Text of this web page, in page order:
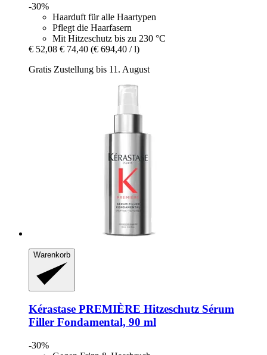
-30%
Haarduft für alle Haartypen
Pflegt die Haarfasern
Mit Hitzeschutz bis zu 230 °C
€ 52,08 € 74,40 (€ 694,40 / l)
Gratis Zustellung bis 11. August
Warenkorb
Kérastase PREMIÈRE Hitzeschutz Sérum
Filler Fondamental, 90 ml
-30%